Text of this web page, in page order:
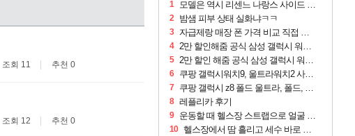
조회 11 추천 0
조회 12 추천 0
1 모델은 역시 리센느 나랑스 사이드 1.25L 1박스
2 밤샘 피부 상태 실화냐ㅋㅋ
3 자급제랑 매장 폰 가격 비교 직접 안가도 되네요
4 2만 할인해줌 공식 삼성 갤럭시 워치9 크림, 40mm, 블루투스
5 2만 할인 해줌 공식 삼성 갤럭시 워치9 실버, 44mm, 블루투스
6 쿠팡 갤럭시워치9, 울트라워치2 사전구매 혜택 받아보세요
7 쿠팡 갤럭시 z8 폴드 울트라, 폴드, 플립 사전예약
8 레플리카 후기
9 운동할 때 헬스장 스트랩으로 얼굴 만졌다가 볼 뒤집어짐
10 헬스장에서 땀 흘리고 세수 바로 안 하면 트러블 나냐?